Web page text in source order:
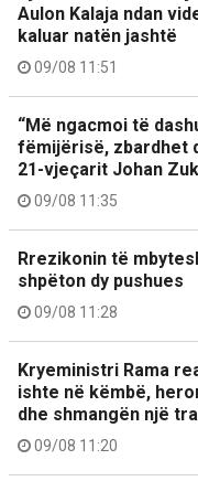
Aulon Kalaja ndan
kaluar natën jashtë
09/08 11:51
“Më ngacmoi të
fëmijërisë, zbardhet
21-vjeçarit Johan
09/08 11:35
Rrezikonin të
shpëton dy pushues
09/08 11:28
Kryeministri Rama
ishte në këmbë,
dhe shmangën një
09/08 11:20